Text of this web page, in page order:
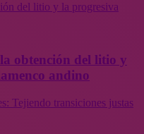
del litio y la progresiva
obtención del litio y
andino
Tejiendo transiciones justas